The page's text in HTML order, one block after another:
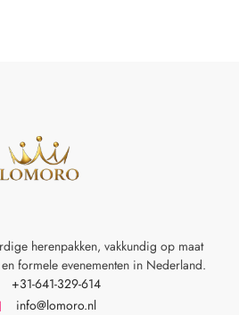
herenpakken, vakkundig op maat
formele evenementen in Nederland.
+31-641-329-614
info@lomoro.nl